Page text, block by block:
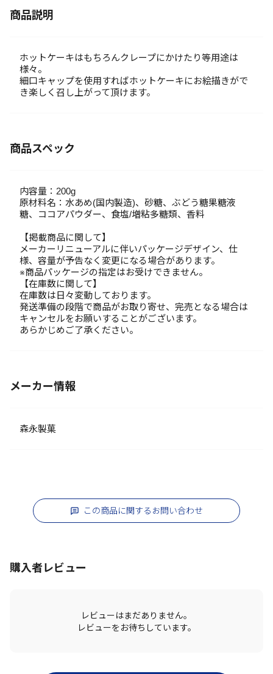
商品説明
ホットケーキはもちろんクレープにかけたり等用途は
様々。
細口キャップを使用すればホットケーキにお絵描きがで
き楽しく召し上がって頂けます。
商品スペック
内容量：200g
原材料名：水あめ(国内製造)、砂糖、ぶどう糖果糖液
糖、ココアパウダー、食塩/増粘多糖類、香料
【掲載商品に関して】
メーカーリニューアルに伴いパッケージデザイン、仕
様、容量が予告なく変更になる場合があります。
※商品パッケージの指定はお受けできません。
【在庫数に関して】
在庫数は日々変動しております。
発送準備の段階で商品がお取り寄せ、完売となる場合は
キャンセルをお願いすることがございます。
あらかじめご了承ください。
メーカー情報
森永製菓
この商品に関するお問い合わせ
購入者レビュー
レビューはまだありません。
レビューをお待ちしています。